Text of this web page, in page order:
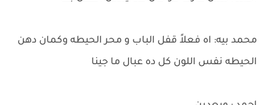
محمد بيه: اه فعلاً قفل الباب و محر الحيطه وكمان دهن
الحيطه نفس اللون كل ده عبال ما جينا